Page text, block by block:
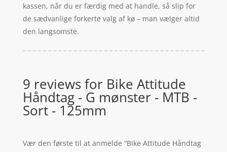
kassen, når du er færdig med at handle, så slip for
de sædvanlige forkerte valg af kø – man vælger altid
den langsomste.
9 reviews for Bike Attitude
Håndtag - G mønster - MTB -
Sort - 125mm
Vær den første til at anmelde “Bike Attitude Håndtag